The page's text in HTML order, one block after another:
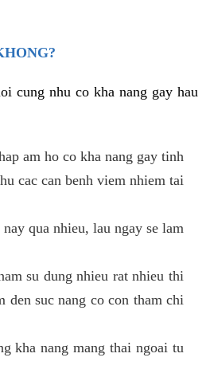
cung nhu co kha nang gay hau
am ho co kha nang gay tinh
cac can benh viem nhiem tai
qua nhieu, lau ngay se lam
su dung nhieu rat nhieu thi
suc nang co con tham chi
kha nang mang thai ngoai tu